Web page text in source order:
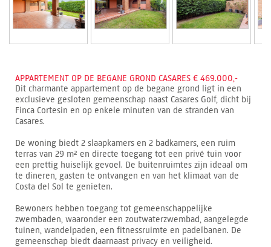
APPARTEMENT OP DE BEGANE GROND CASARES € 469.000,-
Dit charmante appartement op de begane grond ligt in een
exclusieve gesloten gemeenschap naast Casares Golf, dicht bij
Finca Cortesin en op enkele minuten van de stranden van
Casares.
De woning biedt 2 slaapkamers en 2 badkamers, een ruim
terras van 29 m² en directe toegang tot een privé tuin voor
een prettig huiselijk gevoel. De buitenruimtes zijn ideaal om
te dineren, gasten te ontvangen en van het klimaat van de
Costa del Sol te genieten.
Bewoners hebben toegang tot gemeenschappelijke
zwembaden, waaronder een zoutwaterzwembad, aangelegde
tuinen, wandelpaden, een fitnessruimte en padelbanen. De
gemeenschap biedt daarnaast privacy en veiligheid.